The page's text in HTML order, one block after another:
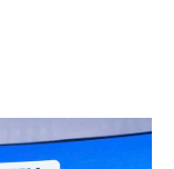
châu Á